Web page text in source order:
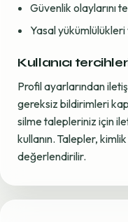
Güvenlik olaylarını
Yasal
Kullanıcı
Profil ayarlarından
gereksiz bildirimleri
silme talepleriniz için
kullanın. Talepler,
değerlendirilir.